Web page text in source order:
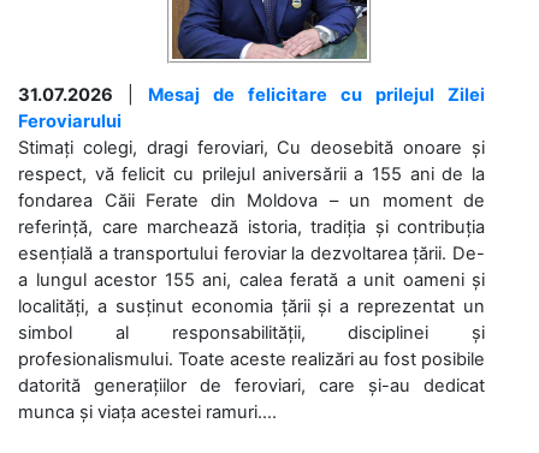
31.07.2026
Mesaj de felicitare cu prilejul Zilei
Feroviarului
Stimați colegi, dragi feroviari, Cu deosebită onoare și
respect, vă felicit cu prilejul aniversării a 155 ani de la
fondarea Căii Ferate din Moldova – un moment de
referință, care marchează istoria, tradiția și contribuția
esențială a transportului feroviar la dezvoltarea țării. De-
a lungul acestor 155 ani, calea ferată a unit oameni și
localități, a susținut economia țării și a reprezentat un
simbol al responsabilității, disciplinei și
profesionalismului. Toate aceste realizări au fost posibile
datorită generațiilor de feroviari, care și-au dedicat
munca și viața acestei ramuri....